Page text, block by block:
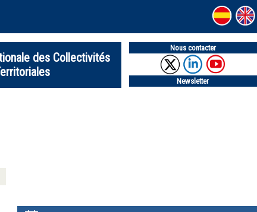
des Collectivités
Nous contacter
Newsletter